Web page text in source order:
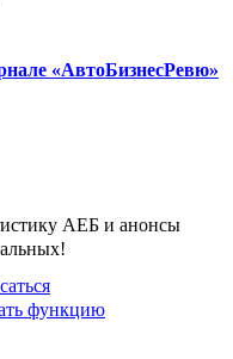
«АвтоБизнесРевю»
АЕБ и анонсы